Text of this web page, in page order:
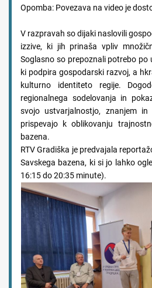
Opomba: Povezava na video je
V razpravah so dijaki naslovili
izzive, ki jih prinaša vpliv
Soglasno so prepoznali potrebo po
ki podpira gospodarski razvoj, a
kulturno identiteto regije.
regionalnega sodelovanja in
svojo ustvarjalnostjo, znanjem in
prispevajo k oblikovanju
bazena.
RTV Gradiška je predvajala
Savskega bazena, ki si jo lahko
16:15 do 20:35 minute).